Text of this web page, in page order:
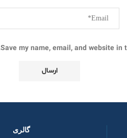
Save my name, email, and website
گالری